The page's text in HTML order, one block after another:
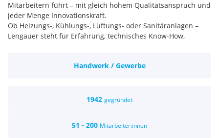
Mitarbeitern führt – mit gleich hohem Qualitätsanspruch und
jeder Menge Innovationskraft.
Ob Heizungs-, Kühlungs-, Lüftungs- oder Sanitäranlagen –
Lengauer steht für Erfahrung, technisches Know-How,
Familienbetrieb aus - vom ersten Kundengespräch bis zur
sowohl für eigene als auch für Anlagen von Fremdanbietern.
genaue Dokumentation unserer Arbeit garantieren wir Ihnen
Handwerk / Gewerbe
1942 gegründet
51 - 200 Mitarbeiter:innen